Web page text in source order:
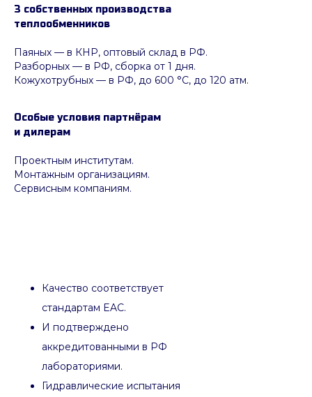
3 собственных производства
теплообменников
Паяных — в КНР, оптовый склад в РФ.
Разборных — в РФ, сборка от 1 дня.
Кожухотрубных — в РФ, до 600 °C, до 120 атм.
Особые условия партнёрам
и дилерам
Проектным институтам.
Монтажным организациям.
Сервисным компаниям.
Качество соответствует
стандартам EAC.
И подтверждено
аккредитованными в РФ
лабораториями.
Гидравлические испытания